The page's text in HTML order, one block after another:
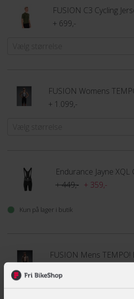
FUSION C3 Cycling
+ 699,-
Vælg størrelse
+ 1.099,-
Vælg størrelse
+ 449,- + 359,-
Kun på lager i butik
FUSION Mens TEMPO!